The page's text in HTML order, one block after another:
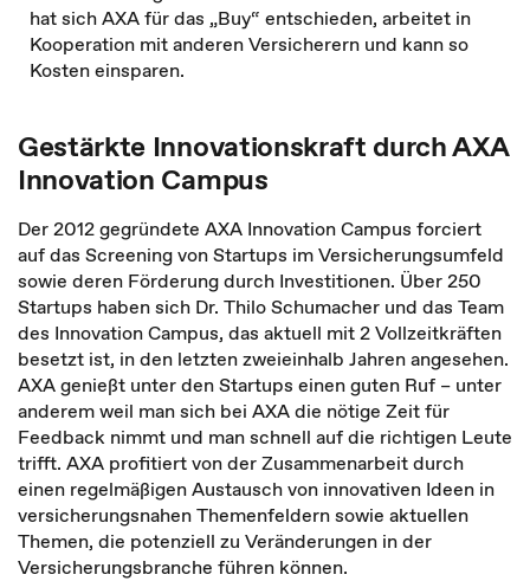
hat sich AXA für das „Buy“ entschieden, arbeitet in
Kooperation mit anderen Versicherern und kann so
Kosten einsparen.
Gestärkte Innovationskraft durch AXA
Innovation Campus
Der 2012 gegründete AXA Innovation Campus forciert
auf das Screening von Startups im Versicherungsumfeld
sowie deren Förderung durch Investitionen. Über 250
Startups haben sich Dr. Thilo Schumacher und das Team
des Innovation Campus, das aktuell mit 2 Vollzeitkräften
besetzt ist, in den letzten zweieinhalb Jahren angesehen.
AXA genießt unter den Startups einen guten Ruf – unter
anderem weil man sich bei AXA die nötige Zeit für
Feedback nimmt und man schnell auf die richtigen Leute
trifft. AXA profitiert von der Zusammenarbeit durch
einen regelmäßigen Austausch von innovativen Ideen in
versicherungsnahen Themenfeldern sowie aktuellen
Themen, die potenziell zu Veränderungen in der
Versicherungsbranche führen können.